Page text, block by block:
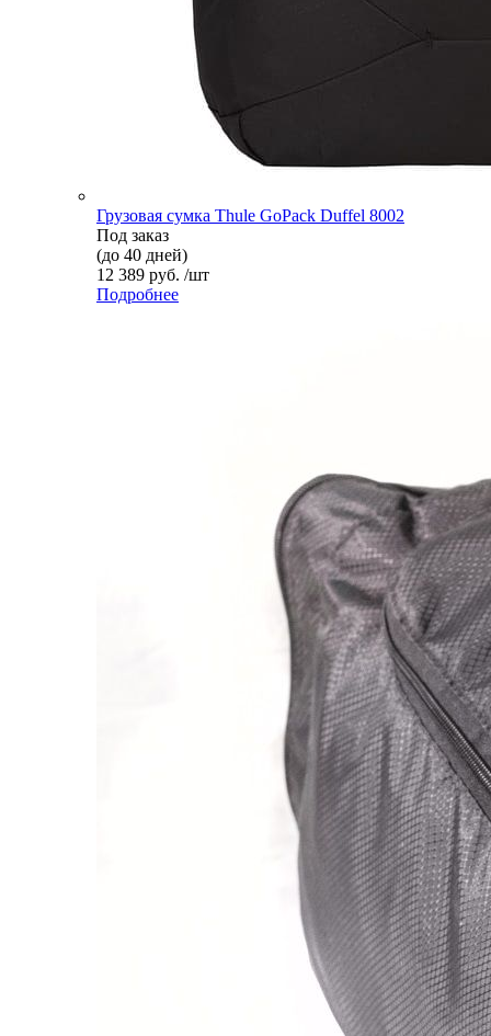
Грузовая сумка Thule GoPack Duffel 8002
Под заказ
(до 40 дней)
12 389 руб. /шт
Подробнее